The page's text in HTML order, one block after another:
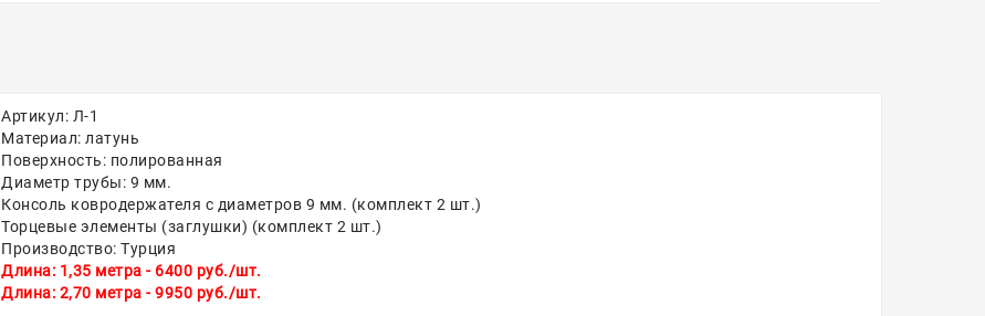
Артикул: Л-1
Материал: латунь
Поверхность: полированная
Диаметр трубы: 9 мм.
Консоль ковродержателя с диаметров 9 мм. (комплект 2 шт.)
Торцевые элементы (заглушки) (комплект 2 шт.)
Производство: Турция
Длина: 1,35 метра - 6400 руб./шт.
Длина: 2,70 метра - 9950 руб./шт.